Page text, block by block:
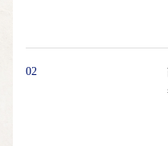
02